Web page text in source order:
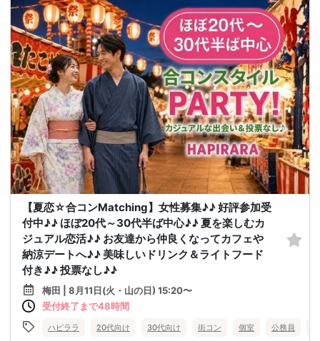
【夏恋☆合コンMatching】女性募集♪♪ 好評参加受
付中♪♪ ほぼ20代～30代半ば中心♪♪ 夏を楽しむカ
ジュアル恋活♪♪ お友達から仲良くなってカフェや
納涼デートへ♪♪ 美味しいドリンク＆ライトフード
付き♪♪ 投票なし♪♪
梅田 | 8月11日(火・山の日) 15:20〜
受付終了まで48時間
ハピララ 20代向け 30代向け 街コン 個室 公務員